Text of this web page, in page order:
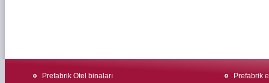
Prefabrik Otel binaları
Prefabrik